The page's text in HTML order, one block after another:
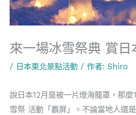
來一場冰雪祭典 賞日
/ 日本東北景點活動 / 作者: Shiro
說日本12月是被一片燈海籠罩，那麼
雪祭 活動「霸屏」。不論當地人還